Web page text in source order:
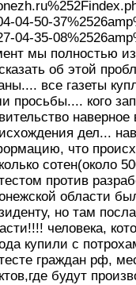
04-50-
04-35-
мы полностью
об этой
все газеты
просьбы.... кого
дел...
что
сотен(около
против
области
но там
человека,
купили с
граждан рф,
будут